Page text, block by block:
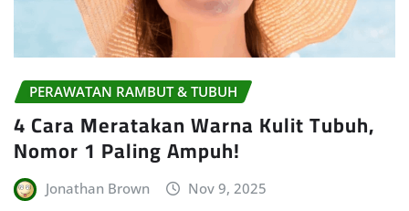
PERAWATAN RAMBUT & TUBUH
4 Cara Meratakan Warna Kulit Tubuh,
Nomor 1 Paling Ampuh!
Jonathan Brown Nov 9, 2025